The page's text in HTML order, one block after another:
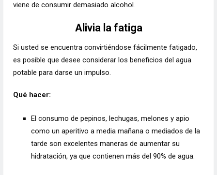
viene de consumir demasiado alcohol.
Alivia la fatiga
Si usted se encuentra convirtiéndose fácilmente fatigado,
es posible que desee considerar los beneficios del agua
potable para darse un impulso.
Qué hacer:
El consumo de pepinos, lechugas, melones y apio
como un aperitivo a media mañana o mediados de la
tarde son excelentes maneras de aumentar su
hidratación, ya que contienen más del 90% de agua.